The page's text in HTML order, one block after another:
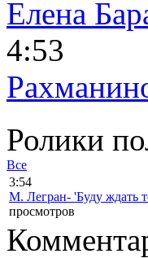
Елена
4:53
Ролики
Все
3:54
М. Легран- 'Буду ждать
просмотров